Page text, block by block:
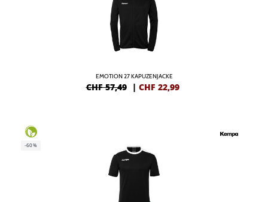
EMOTION 27 KAPUZENJACKE
CHF 57,49 | CHF 22,99
-60%